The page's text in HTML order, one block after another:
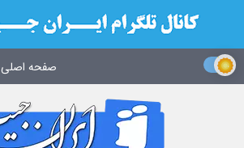
صفحه اصلی